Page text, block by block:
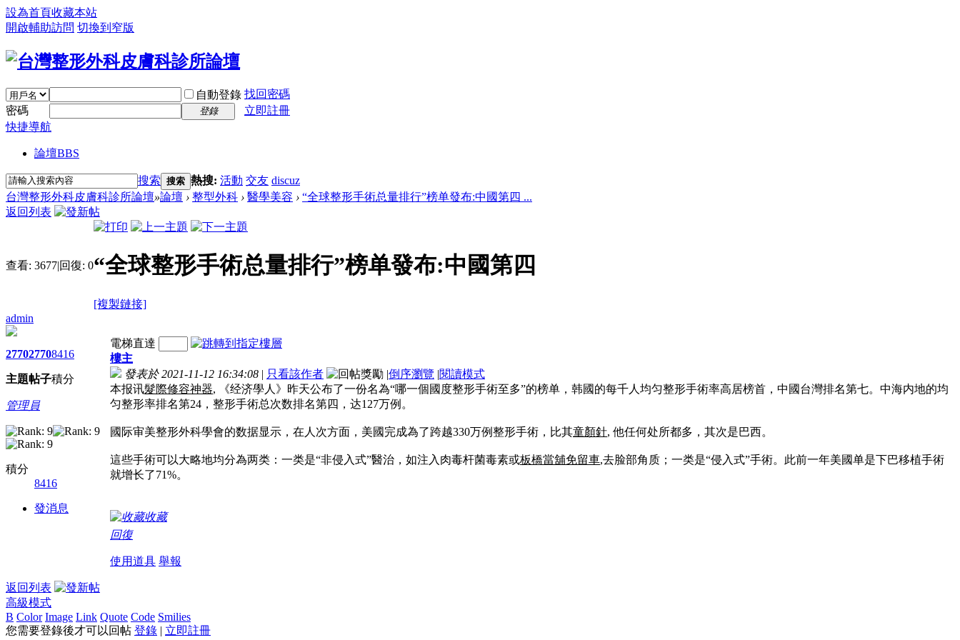
設為首頁收藏本站
開啟輔助訪問 切換到窄版
自動登錄 找回密碼
密碼
登錄
立即註冊
快捷導航
論壇BBS
搜索 搜索 熱搜: 活動 交友 discuz
台灣整形外科皮膚科診所論壇»論壇 › 整型外科 › 醫學美容 › “全球整形手術总量排行”榜单發布:中國第四 ...
返回列表
查看: 3677|回復: 0“全球整形手術总量排行”榜单發布:中國第四
[複製鏈接]
admin
2770
主題
2770
帖子
8416
積分
管理員
積分
8416
發消息
電梯直達
樓主
發表於 2021-11-12 16:34:08 | 只看該作者 |倒序瀏覽 |閱讀模式
本报讯髮際修容神器, 《经济學人》昨天公布了一份名為“哪一個國度整形手術至多”的榜单，韩國的每千人均匀整形手術率高居榜首，中國台灣排名第七。中海内地的均
匀整形率排名第24，整形手術总次数排名第四，达127万例。
國际审美整形外科學會的数据显示，在人次方面，美國完成為了跨越330万例整形手術，比其童顏針, 他任何处所都多，其次是巴西。
這些手術可以大略地均分為两类：一类是“非侵入式”醫治，如注入肉毒杆菌毒素或板橋當舖免留車,去脸部角质；一类是“侵入式”手術。此前一年美國单是下巴移植手術
就增长了71%。
收藏
回復
使用道具 舉報
返回列表
高級模式
B Color Image Link Quote Code Smilies
您需要登錄後才可以回帖 登錄 | 立即註冊